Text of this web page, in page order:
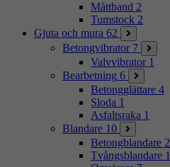
Måttband 2
Tumstock 2
Gjuta och mura 62
Betongvibrator 7
Valvvibrator 1
Bearbetning 6
Betongglättare 4
Sloda 1
Asfaltsraka 1
Blandare 10
Betongblandare 2
Tvångsblandare 1